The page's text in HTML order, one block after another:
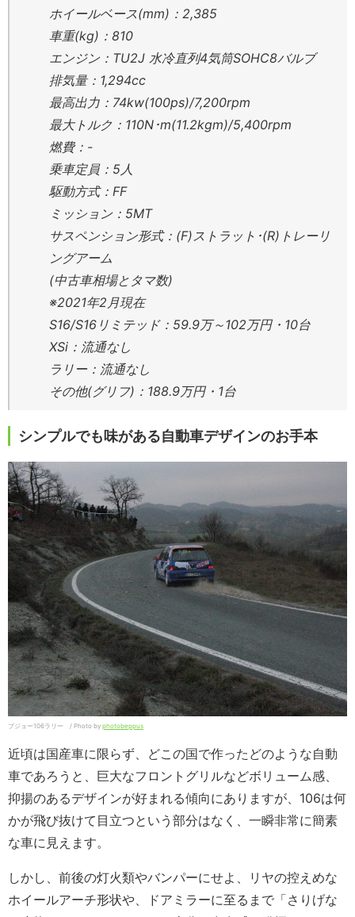
ホイールベース(mm)：2,385
車重(kg)：810
エンジン：TU2J 水冷直列4気筒SOHC8バルブ
排気量：1,294cc
最高出力：74kw(100ps)/7,200rpm
最大トルク：110N･m(11.2kgm)/5,400rpm
燃費：-
乗車定員：5人
駆動方式：FF
ミッション：5MT
サスペンション形式：(F)ストラット･(R)トレーリ
ングアーム
(中古車相場とタマ数)
※2021年2月現在
S16/S16リミテッド：59.9万～102万円・10台
XSi：流通なし
ラリー：流通なし
その他(グリフ)：188.9万円・1台
シンプルでも味がある自動車デザインのお手本
プジョー106ラリー / Photo by photobeppus
近頃は国産車に限らず、どこの国で作ったどのような自動
車であろうと、巨大なフロントグリルなどボリューム感、
抑揚のあるデザインが好まれる傾向にありますが、106は何
かが飛び抜けて目立つという部分はなく、一瞬非常に簡素
な車に見えます。
しかし、前後の灯火類やバンパーにせよ、リヤの控えめな
ホイールアーチ形状や、ドアミラーに至るまで「さりげな